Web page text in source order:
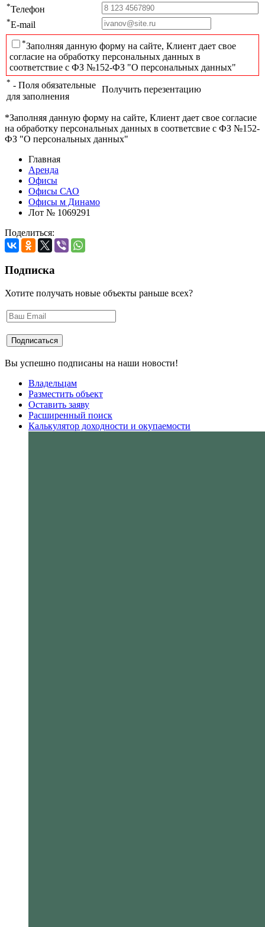
*Телефон
*E-mail
*Заполняя данную форму на сайте, Клиент дает свое
согласие на обработку персональных данных в
соответствие с ФЗ №152-ФЗ "О персональных данных"
* - Поля обязательные
для заполнения
Получить перезентацию
*Заполняя данную форму на сайте, Клиент дает свое согласие
на обработку персональных данных в соответсвие с ФЗ №152-
ФЗ "О персональных данных"
Главная
Аренда
Офисы
Офисы САО
Офисы м Динамо
Лот № 1069291
Поделиться:
Подписка
Хотите получать новые объекты раньше всех?
Вы успешно подписаны на наши новости!
Владельцам
Разместить объект
Оставить заяву
Расширенный поиск
Калькулятор доходности и окупаемости